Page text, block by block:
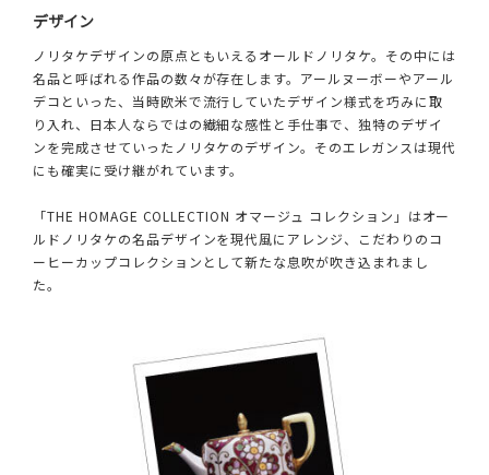
デザイン
ノリタケデザインの原点ともいえるオールドノリタケ。その中には
名品と呼ばれる作品の数々が存在します。アールヌーボーやアール
デコといった、当時欧米で流行していたデザイン様式を巧みに取
り入れ、日本人ならではの繊細な感性と手仕事で、独特のデザイ
ンを完成させていったノリタケのデザイン。そのエレガンスは現代
にも確実に受け継がれています。
「THE HOMAGE COLLECTION オマージュ コレクション」はオー
ルドノリタケの名品デザインを現代風にアレンジ、こだわりのコ
ーヒーカップコレクションとして新たな息吹が吹き込まれまし
た。